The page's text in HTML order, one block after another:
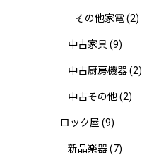
その他家電(2)
中古家具(9)
中古厨房機器(2)
中古その他(2)
ロック屋 (9)
新品楽器(7)